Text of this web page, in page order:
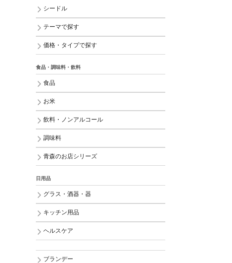
シードル
テーマで探す
価格・タイプで探す
食品・調味料・飲料
食品
お米
飲料・ノンアルコール
調味料
青森のお店シリーズ
日用品
グラス・酒器・器
キッチン用品
ヘルスケア
ブランデー